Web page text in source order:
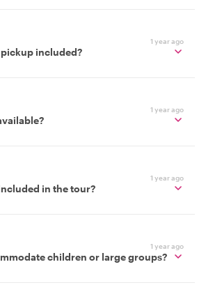
1 year ago
included?
1 year ago
1 year ago
in the tour?
1 year ago
children or large groups?